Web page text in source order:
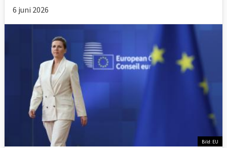
6 juni 2026
Bild: EU